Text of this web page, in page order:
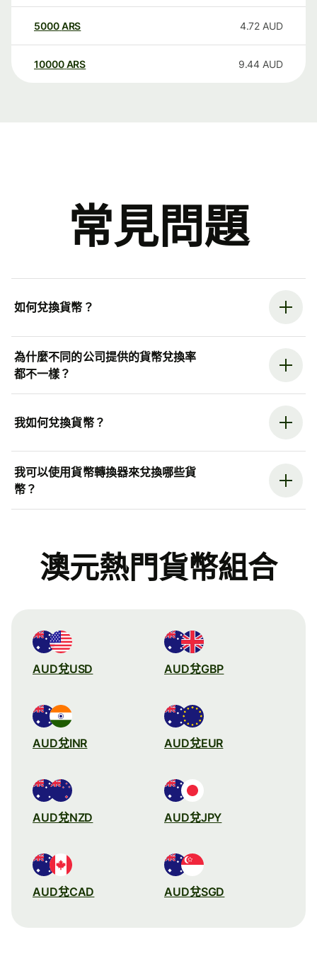
5000ARS 4.72 AUD
10000 ARS 9.44 AUD
常見問題
如何兌換貨幣？
為什麼不同的公司提供的貨幣兌換率
都不一樣？
我如何兌換貨幣？
我可以使用貨幣轉換器來兌換哪些貨
幣？
澳元熱門貨幣組合
AUD兌USD AUD兌GBP
AUD兌INR AUD兌EUR
AUD兌NZD AUD兌JPY
AUD兌CAD AUD兌SGD